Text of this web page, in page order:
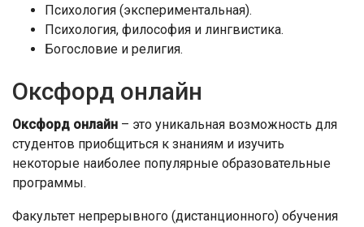
Психология (экспериментальная).
Психология, философия и лингвистика.
Богословие и религия.
Оксфорд онлайн
Оксфорд онлайн – это уникальная возможность для
студентов приобщиться к знаниям и изучить
некоторые наиболее популярные образовательные
программы.
Факультет непрерывного (дистанционного) обучения